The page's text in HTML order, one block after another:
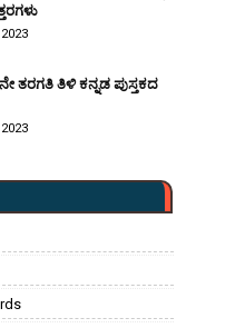
ತರಗತಿ ತಿಳಿ ಕನ್ನಡ ಪುಸ್ತಕದ